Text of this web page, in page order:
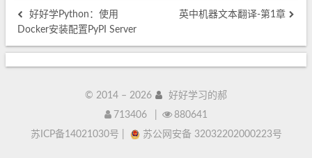
好好学Python：使用
Docker安装配置PyPI Server
英中机器文本翻译-第1章
© 2014 – 2026
好好学习的郝
713406
880641
苏ICP备14021030号
苏公网安备 32032202000223号